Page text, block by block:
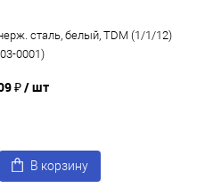
сталь, белый, TDM (1/1/12)
0001)
₽/ шт
В корзину